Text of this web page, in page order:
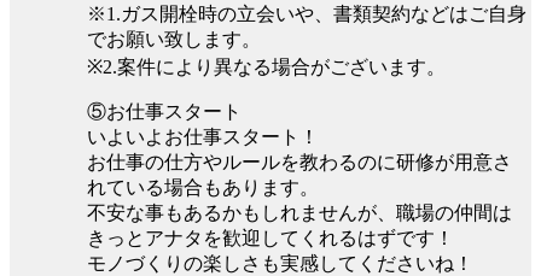
※1.ガス開栓時の立会いや、書類契約などはご自身
でお願い致します。
※2.案件により異なる場合がございます。
⑤お仕事スタート
いよいよお仕事スタート！
お仕事の仕方やルールを教わるのに研修が用意さ
れている場合もあります。
不安な事もあるかもしれませんが、職場の仲間は
きっとアナタを歓迎してくれるはずです！
モノづくりの楽しさも実感してくださいね！